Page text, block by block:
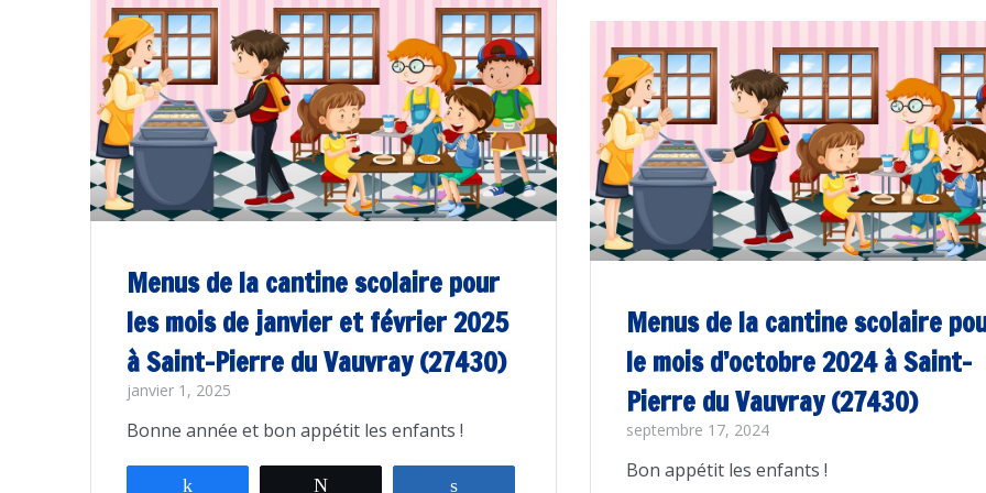
Menus de la cantine scolaire pour
les mois de janvier et février 2025
à Saint-Pierre du Vauvray (27430)
janvier 1, 2025
Bonne année et bon appétit les enfants !
Menus de la cantine scolaire
le mois d’octobre 2024 à Saint-
Pierre du Vauvray (27430)
septembre 17, 2024
Bon appétit les enfants !